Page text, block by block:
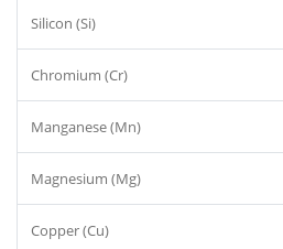
Silicon (Si)
Chromium (Cr)
Manganese (Mn)
Magnesium (Mg)
Copper (Cu)